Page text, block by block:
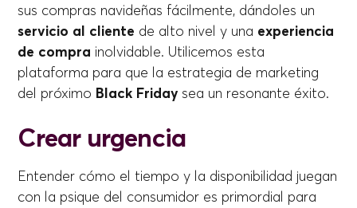
sus compras navideñas fácilmente, dándoles un
servicio al cliente de alto nivel y una experiencia
de compra inolvidable. Utilicemos esta
plataforma para que la estrategia de marketing
del próximo Black Friday sea un resonante éxito.
Crear urgencia
Entender cómo el tiempo y la disponibilidad juegan
con la psique del consumidor es primordial para